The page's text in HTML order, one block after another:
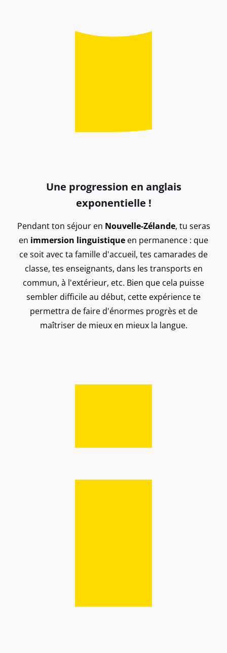
Une progression en anglais
exponentielle !
Pendant ton séjour en Nouvelle-Zélande, tu seras
en immersion linguistique en permanence : que
ce soit avec ta famille d'accueil, tes camarades de
classe, tes enseignants, dans les transports en
commun, à l'extérieur, etc. Bien que cela puisse
sembler difficile au début, cette expérience te
permettra de faire d'énormes progrès et de
maîtriser de mieux en mieux la langue.